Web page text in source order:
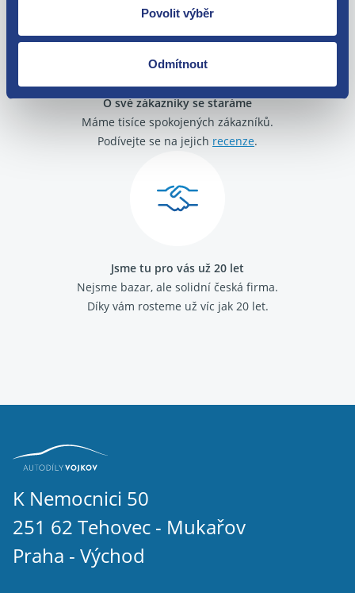
Povolit výběr
Odmítnout
O své zákazníky se staráme
Máme tisíce spokojených zákazníků.
Podívejte se na jejich recenze.
Jsme tu pro vás už 20 let
Nejsme bazar, ale solidní česká firma.
Díky vám rosteme už víc jak 20 let.
K Nemocnici 50
251 62 Tehovec - Mukařov
Praha - Východ